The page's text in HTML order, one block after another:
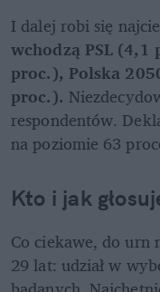
I dalej robi się
wchodzą PSL (4,1
proc.), Polska
proc.).
respondentów.
na poziomie 63
Kto i jak
Co ciekawe, do urn
29 lat: udział w